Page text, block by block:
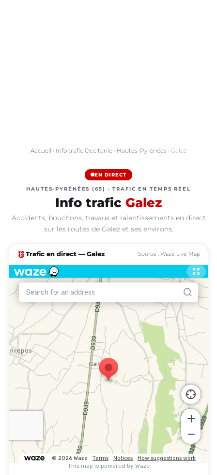
Accueil › Info trafic Occitanie › Hautes-Pyrénées › Galez
EN DIRECT
HAUTES-PYRÉNÉES (65) · TRAFIC EN TEMPS RÉEL
Info trafic Galez
Accidents, bouchons, travaux et ralentissements en direct
sur les routes de Galez et ses environs.
traffic Trafic en direct — Galez Source : Waze Live Map